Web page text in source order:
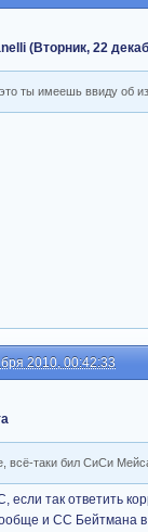
(Вторник, 22
ты имеешь ввиду об
2010, 00:42:33
всё-таки бил СиСи
так ответить
и СС Бейтмана в